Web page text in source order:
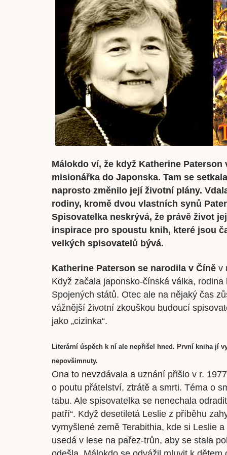
Málokdo ví, že když Katherine
misionářka do Japonska. Tam se
naprosto změnilo její životní plány.
rodiny, kromě dvou vlastních synů
Spisovatelka neskrývá, že právě život
inspirace pro spoustu knih, které jsou
velkých spisovatelů bývá.
Katherine Paterson se narodila v Číně v
Když začala japonsko-čínská válka,
Spojených států. Otec ale na nějaký čas
vážnější životní zkouškou budoucí
jako „cizinka“.
Literární úspěch k ní ale nepřišel hned. První kniha jí
nepovšimnuty.
Ona to nevzdávala a uznání přišlo v r.
o poutu přátelství, ztrátě a smrti. Téma o
tabu. Ale spisovatelka se nenechala
patří“. Když desetiletá Leslie z příběhu
vymyšlené země Terabithia, kde si Leslie
usedá v lese na pařez-trůn, aby se stala